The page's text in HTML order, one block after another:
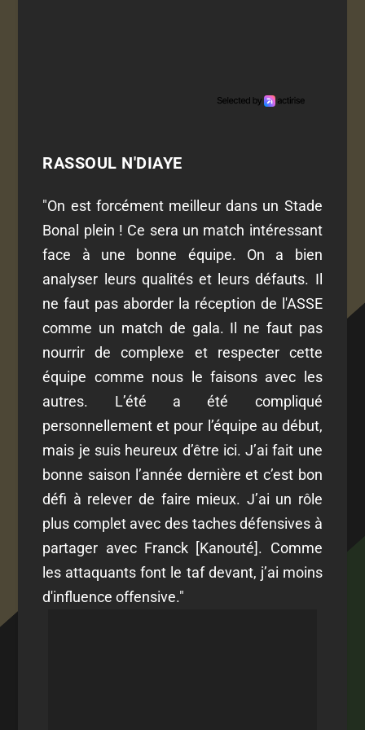
RASSOUL N'DIAYE
"On est forcément meilleur dans un Stade
Bonal plein ! Ce sera un match intéressant
face à une bonne équipe. On a bien
analyser leurs qualités et leurs défauts. Il
ne faut pas aborder la réception de l'ASSE
comme un match de gala. Il ne faut pas
nourrir de complexe et respecter cette
équipe comme nous le faisons avec les
autres. L’été a été compliqué
personnellement et pour l’équipe au début,
mais je suis heureux d’être ici. J’ai fait une
bonne saison l’année dernière et c’est bon
défi à relever de faire mieux. J’ai un rôle
plus complet avec des taches défensives à
partager avec Franck [Kanouté]. Comme
les attaquants font le taf devant, j’ai moins
d'influence offensive."